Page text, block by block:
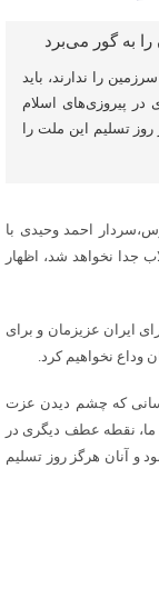
را ندارند، باید
در پیروزی‌های اسلام
تسلیم این ملت را
احمد وحیدی با
جدا نخواهد شد، اظهار
ایران عزیزمان و برای
وداع نخواهیم کرد.
که چشم دیدن عزت
ما، نقطه عطف دیگری در
و آنان هرگز روز تسلیم